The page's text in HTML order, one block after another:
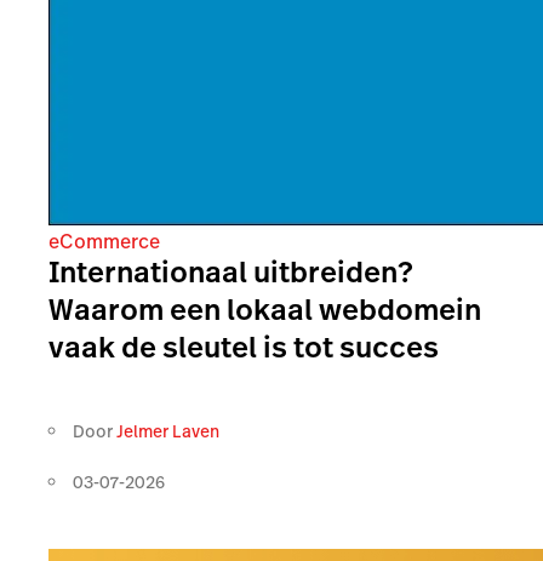
eCommerce
Internationaal uitbreiden?
Waarom een lokaal webdomein
vaak de sleutel is tot succes
DoorJelmer Laven
03-07-2026